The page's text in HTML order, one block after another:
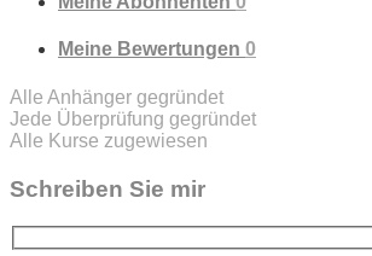
Meine Bewertungen 0
Alle Anhänger gegründet
Jede Überprüfung gegründet
Alle Kurse zugewiesen
Schreiben Sie mir